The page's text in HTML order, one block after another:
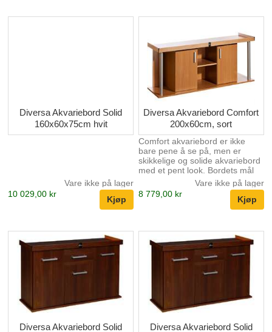
Diversa Akvariebord Solid
160x60x75cm hvit
Vare ikke på lager
10 029,00 kr
Diversa Akvariebord Comfort
200x60cm, sort
Comfort akvariebord er ikke
bare pene å se på, men er
skikkelige og solide akvariebord
med et pent look. Bordets mål
er 200x60x67cm. Farge sort.
Laget av 18mm plate Solid -
tåler belastning over 1000kg
Leveres med kant som skjuler
akvarieutstyr Leveres flatpakket,
men er enkel å montere
Vare ikke på lager
8 779,00 kr
Diversa Akvariebord Solid Diversa Akvariebord Solid